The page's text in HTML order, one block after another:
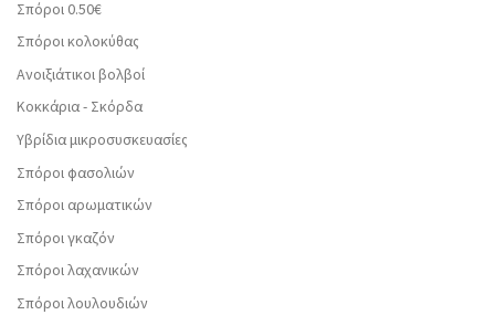
Σπόροι 0.50€
Σπόροι κολοκύθας
Ανοιξιάτικοι βολβοί
Κοκκάρια - Σκόρδα
Υβρίδια μικροσυσκευασίες
Σπόροι φασολιών
Σπόροι αρωματικών
Σπόροι γκαζόν
Σπόροι λαχανικών
Σπόροι λουλουδιών